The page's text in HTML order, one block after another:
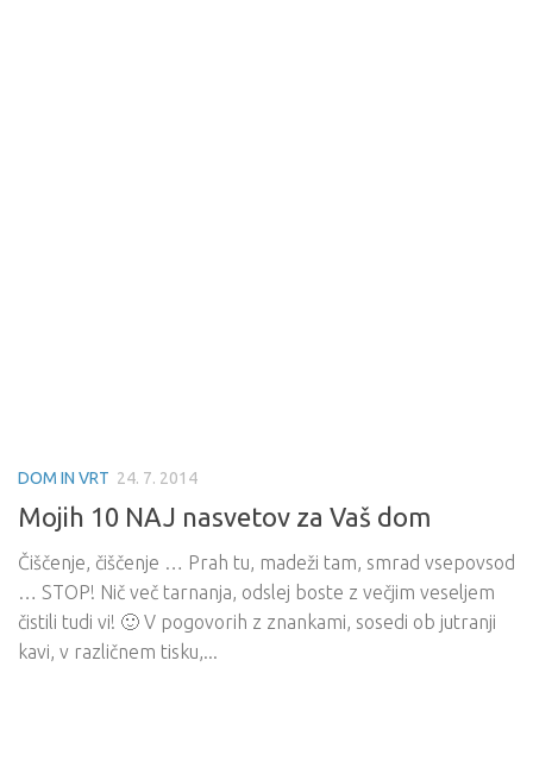
DOM IN VRT 24. 7. 2014
Mojih 10 NAJ nasvetov za Vaš dom
Čiščenje, čiščenje … Prah tu, madeži tam, smrad vsepovsod
… STOP! Nič več tarnanja, odslej boste z večjim veseljem
čistili tudi vi! 🙂 V pogovorih z znankami, sosedi ob jutranji
kavi, v različnem tisku,...